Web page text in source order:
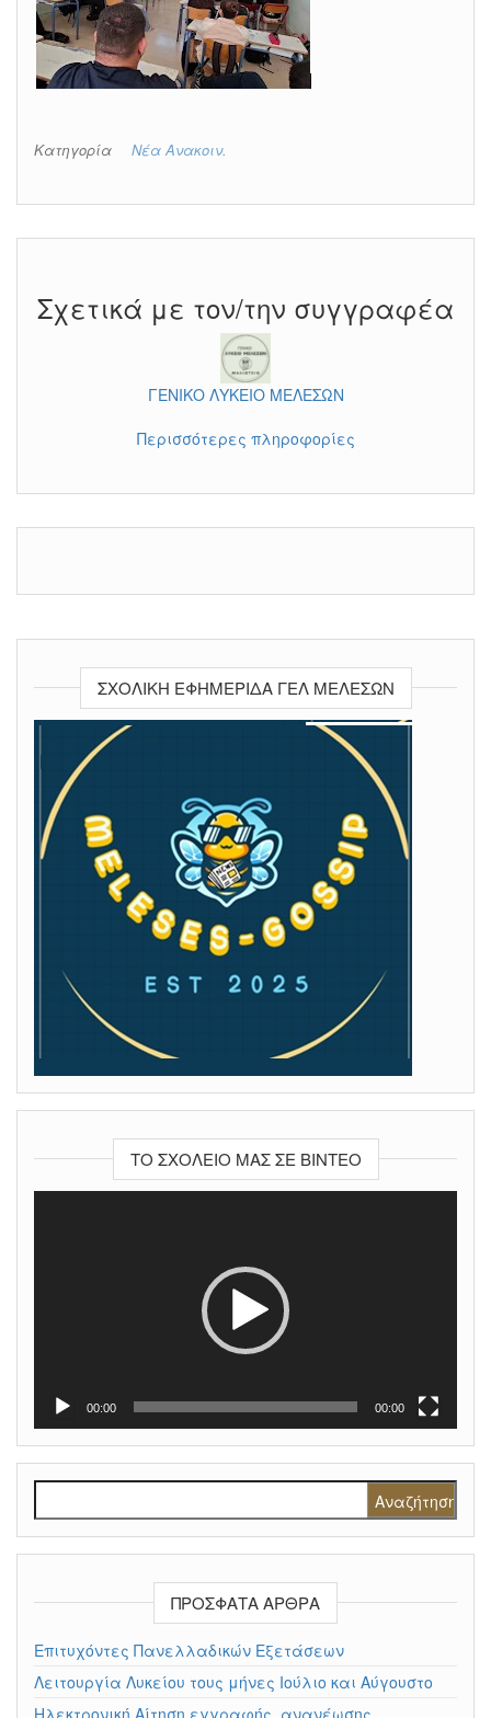
Κατηγορία Νέα Ανακοιν.
Σχετικά με τον/την συγγραφέα
ΓΕΝΙΚΟ ΛΥΚΕΙΟ ΜΕΛΕΣΩΝ
Περισσότερες πληροφορίες
ΣΧΟΛΙΚΉ ΕΦΗΜΕΡΊΔΑ ΓΕΛ ΜΕΛΕΣΩΝ
ΤΟ ΣΧΟΛΕΊΟ ΜΑΣ ΣΕ ΒΊΝΤΕΟ
00:00 00:00
ΠΡΌΣΦΑΤΑ ΆΡΘΡΑ
Επιτυχόντες Πανελλαδικών Εξετάσεων
Λειτουργία Λυκείου τους μήνες Ιούλιο και Αύγουστο